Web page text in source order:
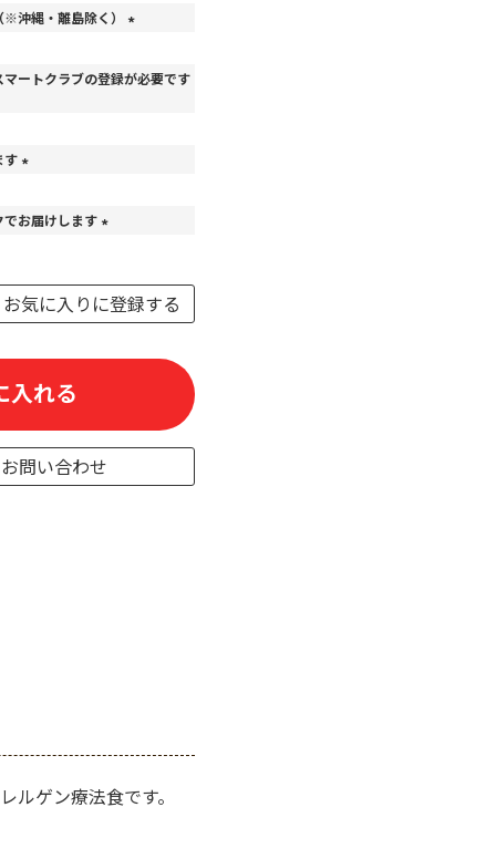
沖縄・離島除く）
須
ートクラブの登録が必要です
す
須
お届けします
須
)
お気に入りに登録する
入れる
問い合わせ
ゲン療法食です。